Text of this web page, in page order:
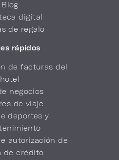
Blog
digital
de regalo
rápidos
de facturas del
hotel
negocios
de viaje
deportes y
autorización de
de crédito